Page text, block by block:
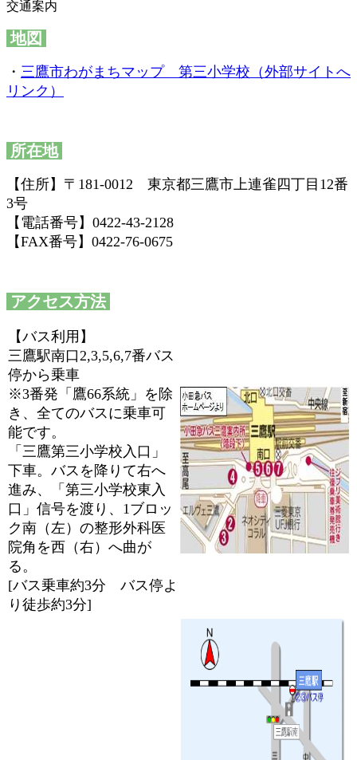
交通案内
地図
・ 三鷹市わがまちマップ 第三小学校（外部サイトへ
リンク）
所在地
【住所】〒181-0012 東京都三鷹市上連雀四丁目12番
3号
【電話番号】0422-43-2128
【FAX番号】0422-76-0675
アクセス方法
【バス利用】
三鷹駅南口2,3,5,6,7番バス
停から乗車
※3番発「鷹66系統」を除
き、全てのバスに乗車可
能です。
「三鷹第三小学校入口」
下車。バスを降りて右へ
進み、「第三小学校東入
口」信号を渡り、1ブロッ
ク南（左）の整形外科医
院角を西（右）へ曲が
る。
[バス乗車約3分 バス停よ
り徒歩約3分]